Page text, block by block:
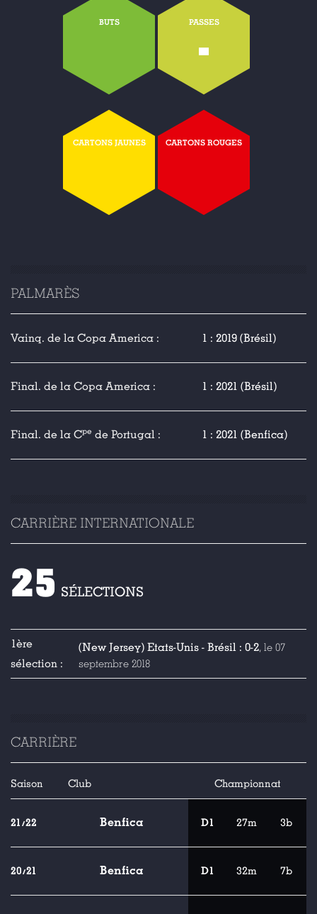
BUTS PASSES
-
CARTONS JAUNES CARTONS ROUGES
PALMARÈS
Vainq. de la Copa America : 1 : 2019 (Brésil)
Final. de la Copa America : 1 : 2021 (Brésil)
Final. de la Cpe de Portugal : 1 : 2021 (Benfica)
CARRIÈRE INTERNATIONALE
25 SÉLECTIONS
1ère
sélection :
(New Jersey) Etats-Unis - Brésil : 0-2, le 07
septembre 2018
CARRIÈRE
Saison Club Championnat
21/22 Benfica D1 27m 3b
20/21 Benfica D1 32m 7b